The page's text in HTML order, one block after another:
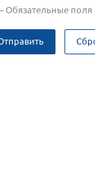
Обязательные поля